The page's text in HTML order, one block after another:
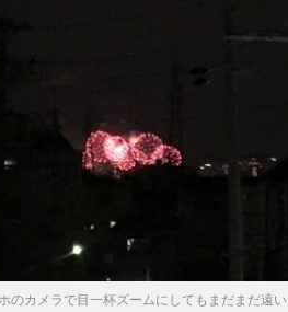
のカメラで目一杯ズームにしてもまだまだ遠い